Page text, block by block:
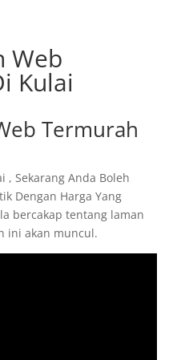
Web
Kulai
Termurah
, Sekarang Anda Boleh
Dengan Harga Yang
bercakap tentang laman
ini akan muncul.